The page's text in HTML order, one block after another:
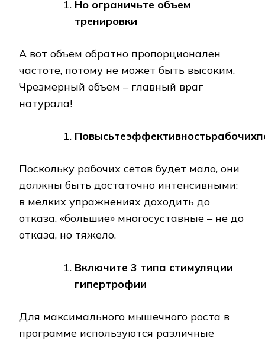
Но ограничьте объем
тренировки
А вот объем обратно пропорционален
частоте, потому не может быть высоким.
Чрезмерный объем – главный враг
натурала!
Повысьтеэффективностьрабочих
Поскольку рабочих сетов будет мало, они
должны быть достаточно интенсивными:
в мелких упражнениях доходить до
отказа, «большие» многосуставные – не до
отказа, но тяжело.
Включите 3 типа стимуляции
гипертрофии
Для максимального мышечного роста в
программе используются различные